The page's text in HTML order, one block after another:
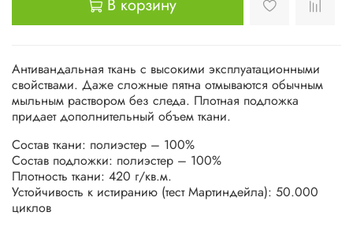
В корзину
Антивандальная ткань с высокими эксплуатационными
свойствами. Даже сложные пятна отмываются обычным
мыльным раствором без следа. Плотная подложка
придает дополнительный объем ткани.
Состав ткани: полиэстер – 100%
Состав подложки: полиэстер – 100%
Плотность ткани: 420 г/кв.м.
Устойчивость к истиранию (тест Мартиндейла): 50.000
циклов